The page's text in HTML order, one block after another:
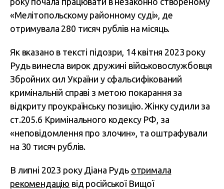
«Мелітопольскому районному суді», де
отримувала 280 тисяч рублів на місяць.
Як вказано в тексті підозри, 14 квітня 2023 року
Рудь винесла вирок дружині військовослужбовця
Збройних сил України у сфальсифікований
кримінальній справі з метою покарання за
відкриту проукраїнську позицію. Жінку судили за
ст.205.6 Кримінального кодексу РФ, за
«неповідомлення про злочин», та оштрафували
на 30 тисяч рублів.
В липні 2023 року Діана Рудь отримала
рекомендацію від російської Вищої